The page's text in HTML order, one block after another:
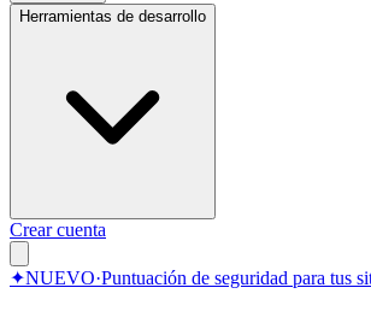
Herramientas de desarrollo
Crear cuenta
✦NUEVO·Puntuación de seguridad para tus